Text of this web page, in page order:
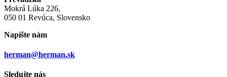
Mokrá Lúka 226,
050 01 Revúca, Slovensko
Napíšte nám
herman@herman.sk
Sledujte nás